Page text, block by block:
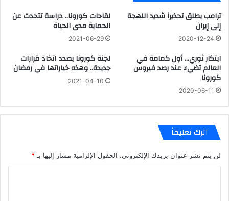
ترامب يطلق تحذيراً شديد اللهجة
إلى إيران
2020-12-24
لقاحات كورونا.. دراسة تتحدث عن
الحماية مدى الحياة
2021-06-29
ابتكار ثوري… أول كمامة في
العالم تضيء عند رصد فيروس
كورونا
2020-06-11
لجنة كورونا بصدد اتخاذ قرارات
جديدة.. وهذه خياراتها في رمضان
2021-04-10
اترك تعليقاً
لن يتم نشر عنوان بريدك الإلكتروني. الحقول الإلزامية مشار إليها بـ *